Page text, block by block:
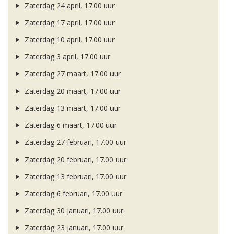
Zaterdag 24 april, 17.00 uur
Zaterdag 17 april, 17.00 uur
Zaterdag 10 april, 17.00 uur
Zaterdag 3 april, 17.00 uur
Zaterdag 27 maart, 17.00 uur
Zaterdag 20 maart, 17.00 uur
Zaterdag 13 maart, 17.00 uur
Zaterdag 6 maart, 17.00 uur
Zaterdag 27 februari, 17.00 uur
Zaterdag 20 februari, 17.00 uur
Zaterdag 13 februari, 17.00 uur
Zaterdag 6 februari, 17.00 uur
Zaterdag 30 januari, 17.00 uur
Zaterdag 23 januari, 17.00 uur